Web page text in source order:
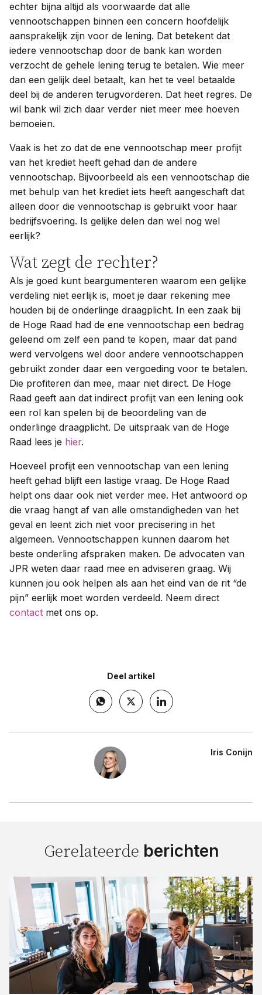
echter bijna altijd als voorwaarde dat alle
vennootschappen binnen een concern hoofdelijk
aansprakelijk zijn voor de lening. Dat betekent dat
iedere vennootschap door de bank kan worden
verzocht de gehele lening terug te betalen. Wie meer
dan een gelijk deel betaalt, kan het te veel betaalde
deel bij de anderen terugvorderen. Dat heet regres. De
wil bank wil zich daar verder niet meer mee hoeven
bemoeien.
Vaak is het zo dat de ene vennootschap meer profijt
van het krediet heeft gehad dan de andere
vennootschap. Bijvoorbeeld als een vennootschap die
met behulp van het krediet iets heeft aangeschaft dat
alleen door die vennootschap is gebruikt voor haar
bedrijfsvoering. Is gelijke delen dan wel nog wel
eerlijk?
Wat zegt de rechter?
Als je goed kunt beargumenteren waarom een gelijke
verdeling niet eerlijk is, moet je daar rekening mee
houden bij de onderlinge draagplicht. In een zaak bij
de Hoge Raad had de ene vennootschap een bedrag
geleend om zelf een pand te kopen, maar dat pand
werd vervolgens wel door andere vennootschappen
gebruikt zonder daar een vergoeding voor te betalen.
Die profiteren dan mee, maar niet direct. De Hoge
Raad geeft aan dat indirect profijt van een lening ook
een rol kan spelen bij de beoordeling van de
onderlinge draagplicht. De uitspraak van de Hoge
Raad lees je hier.
Hoeveel profijt een vennootschap van een lening
heeft gehad blijft een lastige vraag. De Hoge Raad
helpt ons daar ook niet verder mee. Het antwoord op
die vraag hangt af van alle omstandigheden van het
geval en leent zich niet voor precisering in het
algemeen. Vennootschappen kunnen daarom het
beste onderling afspraken maken. De advocaten van
JPR weten daar raad mee en adviseren graag. Wij
kunnen jou ook helpen als aan het eind van de rit “de
pijn” eerlijk moet worden verdeeld. Neem direct
contact met ons op.
Deel artikel
Iris Conijn
Gerelateerde berichten